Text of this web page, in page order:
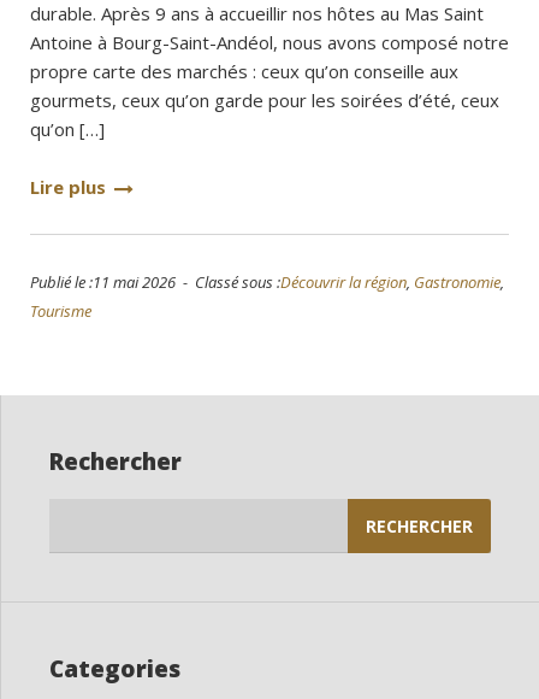
durable. Après 9 ans à accueillir nos hôtes au Mas Saint
Antoine à Bourg-Saint-Andéol, nous avons composé notre
propre carte des marchés : ceux qu’on conseille aux
gourmets, ceux qu’on garde pour les soirées d’été, ceux
qu’on […]
Lire plus
Publié le :11 mai 2026 - Classé sous :Découvrir la région, Gastronomie,
Tourisme
Rechercher
Categories